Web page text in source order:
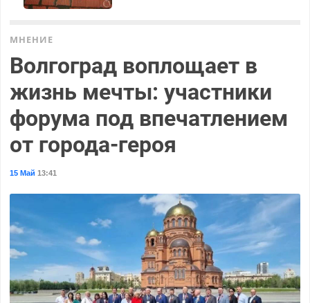
МНЕНИЕ
Волгоград воплощает в
жизнь мечты: участники
форума под впечатлением
от города-героя
15 Май 13:41